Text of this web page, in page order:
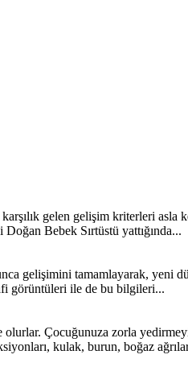
gelen gelişim kriterleri asla
Bebek Sırtüstü yattığında...
gelişimini tamamlayarak, yeni
görüntüleri ile de bu bilgileri...
Çocuğunuza zorla
kulak, burun, boğaz